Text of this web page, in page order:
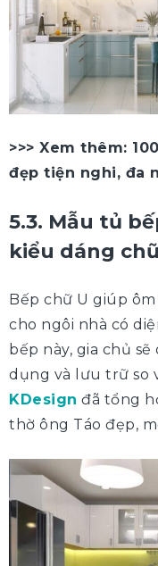
>>> Xem thêm:
đẹp tiện nghi, đa
5.3. Mẫu tủ
kiểu dáng
Bếp chữ U giúp
cho ngôi nhà có
bếp này, gia chủ
dụng và lưu trữ so
KDesign đã tổng
thờ ông Táo đẹp,